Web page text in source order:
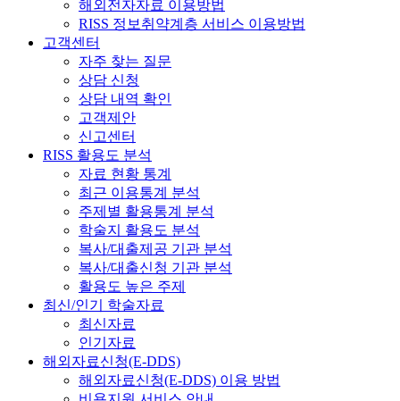
해외전자자료 이용방법
RISS 정보취약계층 서비스 이용방법
고객센터
자주 찾는 질문
상담 신청
상담 내역 확인
고객제안
신고센터
RISS 활용도 분석
자료 현황 통계
최근 이용통계 분석
주제별 활용통계 분석
학술지 활용도 분석
복사/대출제공 기관 분석
복사/대출신청 기관 분석
활용도 높은 주제
최신/인기 학술자료
최신자료
인기자료
해외자료신청(E-DDS)
해외자료신청(E-DDS) 이용 방법